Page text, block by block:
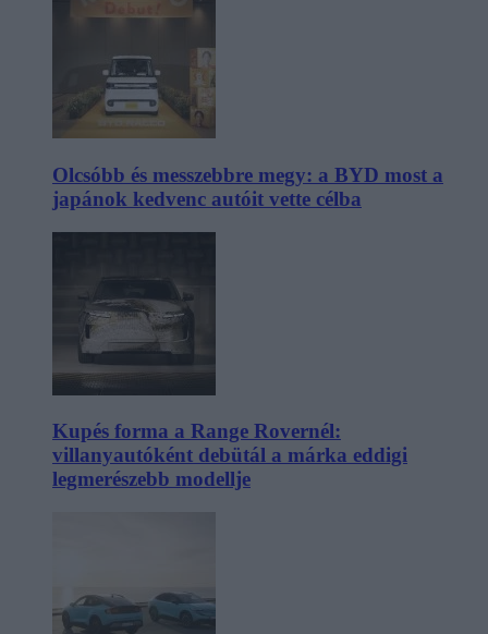
Olcsóbb és messzebbre megy: a BYD most a
japánok kedvenc autóit vette célba
Kupés forma a Range Rovernél:
villanyautóként debütál a márka eddigi
legmerészebb modellje